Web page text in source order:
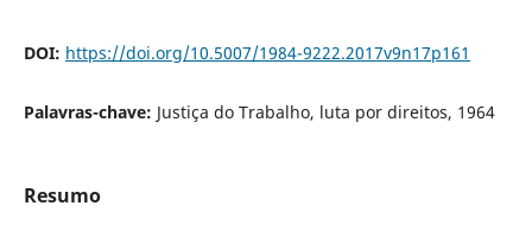
DOI: https://doi.org/10.5007/1984-9222.2017v9n17p161
Palavras-chave: Justiça do Trabalho, luta por direitos, 1964
Resumo